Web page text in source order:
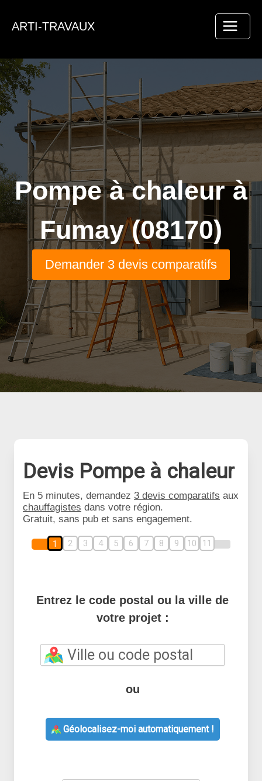
ARTI-TRAVAUX
Pompe à chaleur à
Fumay (08170)
Demander 3 devis comparatifs
Devis Pompe à chaleur
En 5 minutes, demandez 3 devis comparatifs aux
chauffagistes dans votre région.
Gratuit, sans pub et sans engagement.
1 2 3 4 5 6 7 8 9 10 11
Entrez le code postal ou la ville de
votre projet :
ou
Géolocalisez-moi automatiquement !